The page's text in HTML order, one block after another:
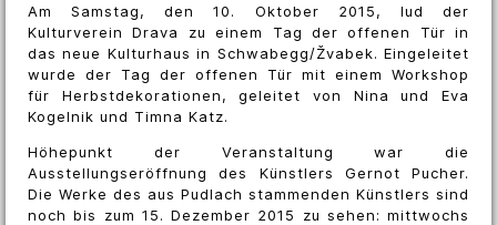
Am Samstag, den 10. Oktober 2015, lud der
Kulturverein Drava zu einem Tag der offenen Tür in
das neue Kulturhaus in Schwabegg/Žvabek. Eingeleitet
wurde der Tag der offenen Tür mit einem Workshop
für Herbstdekorationen, geleitet von Nina und Eva
Kogelnik und Timna Katz.
Höhepunkt der Veranstaltung war die
Ausstellungseröffnung des Künstlers Gernot Pucher.
Die Werke des aus Pudlach stammenden Künstlers sind
noch bis zum 15. Dezember 2015 zu sehen: mittwochs